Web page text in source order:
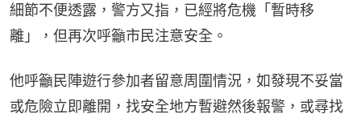
細節不便透露，警方又指，已經將危機「暫時移
離」，但再次呼籲市民注意安全。
他呼籲民陣遊行參加者留意周圍情況，如發現不妥當
或危險立即離開，找安全地方暫避然後報警，或尋找